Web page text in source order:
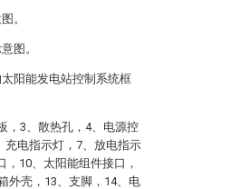
。
图。
阳能发电站控制系统框
，3、散热孔，4、电源控
充电指示灯，7、放电指示
，10、太阳能组件接口，
外壳，13、支脚，14、电